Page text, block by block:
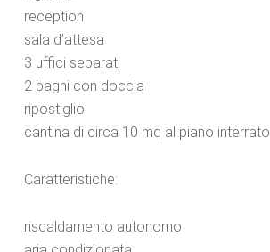
reception
sala d’attesa
3 uffici separati
2 bagni con doccia
ripostiglio
cantina di circa 10 mq al piano interrato
Caratteristiche:
riscaldamento autonomo